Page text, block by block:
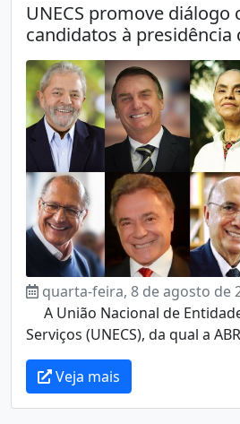
UNECS promove diálogo
candidatos à presidência
quarta-feira, 8 de agosto de
A União Nacional de
Serviços (UNECS), da qual a
Veja mais